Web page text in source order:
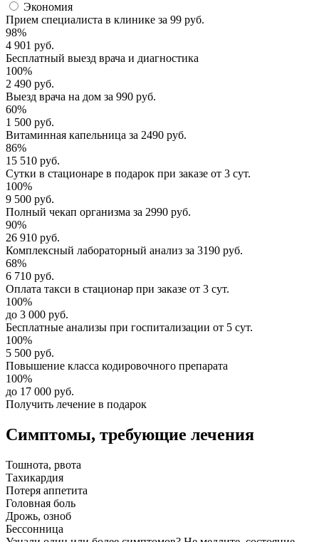
Экономия
Прием специалиста в клинике за 99 руб.
98%
4 901 руб.
Бесплатный выезд врача и диагностика
100%
2 490 руб.
Выезд врача на дом за 990 руб.
60%
1 500 руб.
Витаминная капельница за 2490 руб.
86%
15 510 руб.
Сутки в стационаре в подарок при заказе от 3 сут.
100%
9 500 руб.
Полный чекап организма за 2990 руб.
90%
26 910 руб.
Комплексный лабораторный анализ за 3190 руб.
68%
6 710 руб.
Оплата такси в стационар при заказе от 3 сут.
100%
до 3 000 руб.
Бесплатные анализы при госпитализации от 5 сут.
100%
5 500 руб.
Повышение класса кодировочного препарата
100%
до 17 000 руб.
Получить лечение в подарок
Симптомы, требующие лечения
Тошнота, рвота
Тахикардия
Потеря аппетита
Головная боль
Дрожь, озноб
Бессонница